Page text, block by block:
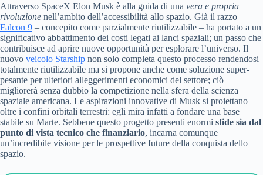
Attraverso SpaceX Elon Musk è alla guida di una vera e propria
rivoluzione nell’ambito dell’accessibilità allo spazio. Già il razzo
Falcon 9 – concepito come parzialmente riutilizzabile – ha portato a un
significativo abbattimento dei costi legati ai lanci spaziali; un passo che
contribuisce ad aprire nuove opportunità per esplorare l’universo. Il
nuovo veicolo Starship non solo completa questo processo rendendosi
totalmente riutilizzabile ma si propone anche come soluzione super-
pesante per ulteriori alleggerimenti economici del settore; ciò
migliorerà senza dubbio la competizione nella sfera della scienza
spaziale americana. Le aspirazioni innovative di Musk si proiettano
oltre i confini orbitali terrestri: egli mira infatti a fondare una base
stabile su Marte. Sebbene questo progetto presenti enormi sfide sia dal
punto di vista tecnico che finanziario, incarna comunque
un’incredibile visione per le prospettive future della conquista dello
spazio.